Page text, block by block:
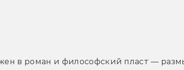
в роман и философский пласт —